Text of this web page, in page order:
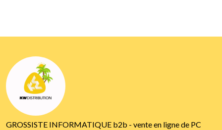
GROSSISTE INFORMATIQUE b2b - vente en ligne de PC